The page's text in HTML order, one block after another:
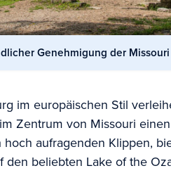
Genehmigung der Missouri
im europäischen Stil
Zentrum von Missouri
aufragenden Klippen,
den beliebten Lake of the